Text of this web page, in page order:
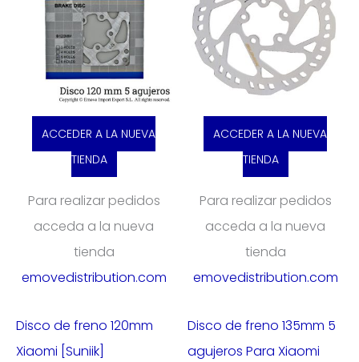
ACCEDER A LA NUEVA
TIENDA
Para realizar pedidos
acceda a la nueva
tienda
emovedistribution.com
Disco de freno 120mm
Xiaomi [Suniik]
ACCEDER A LA NUEVA
TIENDA
Para realizar pedidos
acceda a la nueva
tienda
emovedistribution.com
Disco de freno 135mm 5
agujeros Para Xiaomi